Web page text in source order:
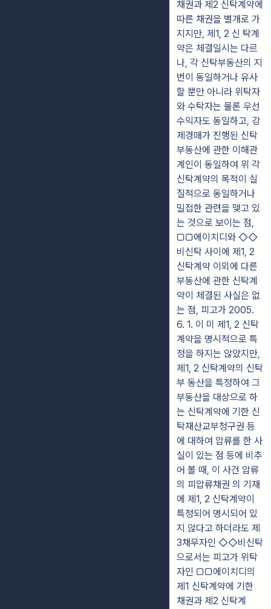
채권과 제2 신탁계약에
따른 채권을 별개로 가
지지만, 제1, 2 신 탁계
약은 체결일시는 다르
나, 각 신탁부동산의 지
번이 동일하거나 유사
할 뿐만 아니라 위탁자
와 수탁자는 물론 우선
수익자도 동일하고, 강
제경매가 진행된 신탁
부동산에 관한 이해관
계인이 동일하여 위 각
신탁계약의 목적이 실
질적으로 동일하거나
밀접한 관련을 맺고 있
는 것으로 보이는 점,
▢▢에이치디와 ◇◇
비신탁 사이에 제1, 2
신탁계약 이외에 다른
부동산에 관한 신탁계
약이 체결된 사실은 없
는 점, 피고가 2005.
6. 1. 이 미 제1, 2 신탁
계약을 명시적으로 특
정을 하지는 않았지만,
제1, 2 신탁계약의 신탁
부 동산을 특정하여 그
부동산을 대상으로 하
는 신탁계약에 기한 신
탁재산교부청구권 등
에 대하여 압류를 한 사
실이 있는 점 등에 비추
어 볼 때, 이 사건 압류
의 피압류채권 의 기재
에 제1, 2 신탁계약이
특정되어 명시되어 있
지 않다고 하더라도 제
3채무자인 ◇◇비신탁
으로서는 피고가 위탁
자인 ▢▢에이치디의
제1 신탁계약에 기한
채권과 제2 신탁계